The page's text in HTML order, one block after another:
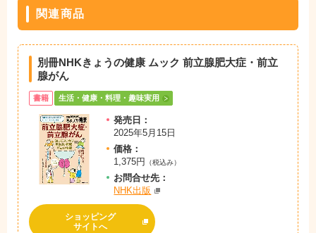
関連商品
別冊NHKきょうの健康 ムック 前立腺肥大症・前立
腺がん
書籍 生活・健康・料理・趣味実用
発売日：
2025年5月15日
価格：
1,375円
（税込み）
お問合せ先：
NHK出版
ショッピング
サイトへ